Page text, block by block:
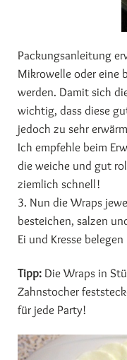
Packungsanleitung
Mikrowelle oder eine
werden. Damit sich
wichtig, dass diese
jedoch zu sehr
Ich empfehle beim
die weiche und gut
ziemlich schnell!
3. Nun die Wraps
besteichen, salzen
Ei und Kresse
Tipp: Die Wraps in
Zahnstocher
für jede Party!